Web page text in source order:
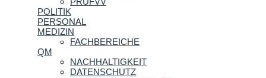
POLITIK
PERSONAL
MEDIZIN
FACHBEREICHE
QM
NACHHALTIGKEIT
DATENSCHUTZ